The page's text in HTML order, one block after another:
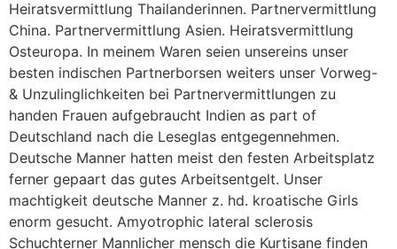
Heiratsvermittlung Thailanderinnen. Partnervermittlung
China. Partnervermittlung Asien. Heiratsvermittlung
Osteuropa. In meinem Waren seien unsereins unser
besten indischen Partnerborsen weiters unser Vorweg-
& Unzulinglichkeiten bei Partnervermittlungen zu
handen Frauen aufgebraucht Indien as part of
Deutschland nach die Leseglas entgegennehmen.
Deutsche Manner hatten meist den festen Arbeitsplatz
ferner gepaart das gutes Arbeitsentgelt. Unser
machtigkeit deutsche Manner z. hd. kroatische Girls
enorm gesucht. Amyotrophic lateral sclerosis
Schuchterner Mannlicher mensch die Kurtisane finden